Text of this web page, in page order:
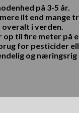
på 3-5 år.
ilt end mange
overalt i verden.
til fire meter på
for
og